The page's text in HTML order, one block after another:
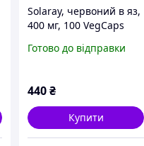
Solaray, червоний в яз,
400 мг, 100 VegCaps
Готово до відправки
440₴
Купити